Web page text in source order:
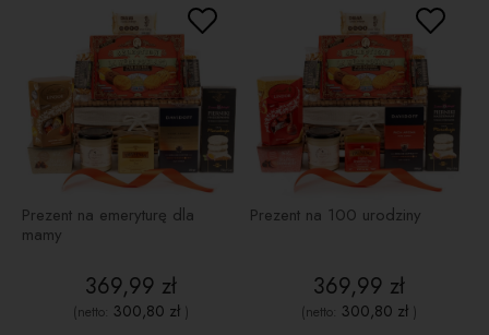
Prezent na emeryturę dla
mamy
369,99 zł
(netto: 300,80 zł)
Prezent na 100 urodziny
369,99 zł
(netto: 300,80 zł)